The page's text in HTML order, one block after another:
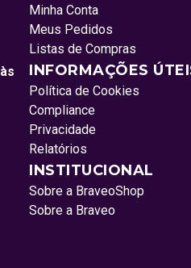
Minha Conta
Meus Pedidos
Listas de Compras
INFORMAÇÕES
Política de Cookies
Compliance
Privacidade
Relatórios
INSTITUCIONAL
Sobre a BraveoShop
Sobre a Braveo